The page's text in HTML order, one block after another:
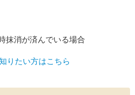
抹消が済んでいる場合
りたい方はこちら